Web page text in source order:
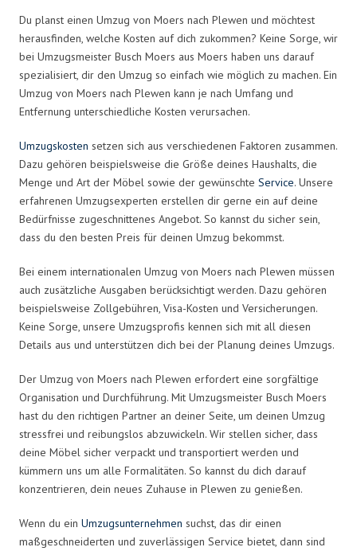
Du planst einen Umzug von Moers nach Plewen und möchtest
herausfinden, welche Kosten auf dich zukommen? Keine Sorge, wir
bei Umzugsmeister Busch Moers aus Moers haben uns darauf
spezialisiert, dir den Umzug so einfach wie möglich zu machen. Ein
Umzug von Moers nach Plewen kann je nach Umfang und
Entfernung unterschiedliche Kosten verursachen.
Umzugskosten setzen sich aus verschiedenen Faktoren zusammen.
Dazu gehören beispielsweise die Größe deines Haushalts, die
Menge und Art der Möbel sowie der gewünschte Service. Unsere
erfahrenen Umzugsexperten erstellen dir gerne ein auf deine
Bedürfnisse zugeschnittenes Angebot. So kannst du sicher sein,
dass du den besten Preis für deinen Umzug bekommst.
Bei einem internationalen Umzug von Moers nach Plewen müssen
auch zusätzliche Ausgaben berücksichtigt werden. Dazu gehören
beispielsweise Zollgebühren, Visa-Kosten und Versicherungen.
Keine Sorge, unsere Umzugsprofis kennen sich mit all diesen
Details aus und unterstützen dich bei der Planung deines Umzugs.
Der Umzug von Moers nach Plewen erfordert eine sorgfältige
Organisation und Durchführung. Mit Umzugsmeister Busch Moers
hast du den richtigen Partner an deiner Seite, um deinen Umzug
stressfrei und reibungslos abzuwickeln. Wir stellen sicher, dass
deine Möbel sicher verpackt und transportiert werden und
kümmern uns um alle Formalitäten. So kannst du dich darauf
konzentrieren, dein neues Zuhause in Plewen zu genießen.
Wenn du ein Umzugsunternehmen suchst, das dir einen
maßgeschneiderten und zuverlässigen Service bietet, dann sind